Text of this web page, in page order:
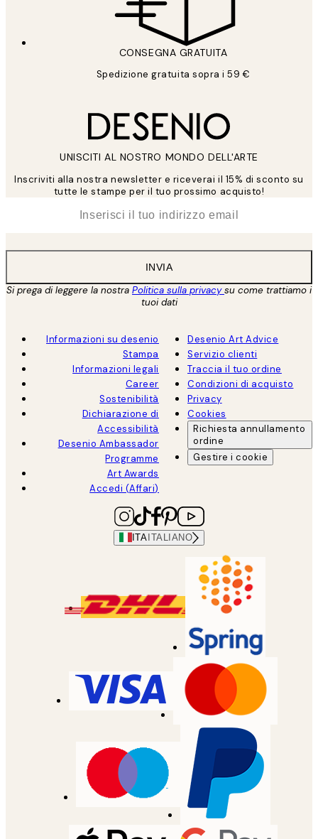
CONSEGNA GRATUITA
Spedizione gratuita sopra i 59 €
UNISCITI AL NOSTRO MONDO DELL'ARTE
Inscriviti alla nostra newsletter e riceverai il 15% di sconto su
tutte le stampe per il tuo prossimo acquisto!
INVIA
Si prega di leggere la nostra Politica sulla privacysu come trattiamo i
tuoi dati
Informazioni su desenio
Stampa
Informazioni legali
Career
Sostenibilità
Dichiarazione di
Accessibilità
Desenio Ambassador
Programme
Art Awards
Accedi (Affari)
Desenio Art Advice
Servizio clienti
Traccia il tuo ordine
Condizioni di acquisto
Privacy
Cookies
Richiesta annullamento
ordine
Gestire i cookie
ITA ITALIANO